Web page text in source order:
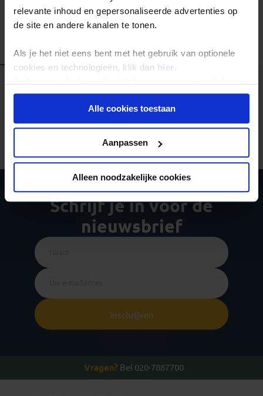
relevante inhoud en gepersonaliseerde advertenties op
de site en andere kanalen te tonen.
Als je het niet eens bent met het gebruik van optionele
cookies en technologieën, klik dan hier .
onder aan de pagina op elk gewenst moment voor de
toekomst wijzigen.Alle cookies toestaan
Aanpassen
Alleen noodzakelijke cookies
Alle reizen Groepsreizen Landinformatie
Er is een fout voorgevallen bij het ophalen van de
Schrijf je in voor de
nieuwsbrief
Inschrijven
Vragen? Bel 020-7887700